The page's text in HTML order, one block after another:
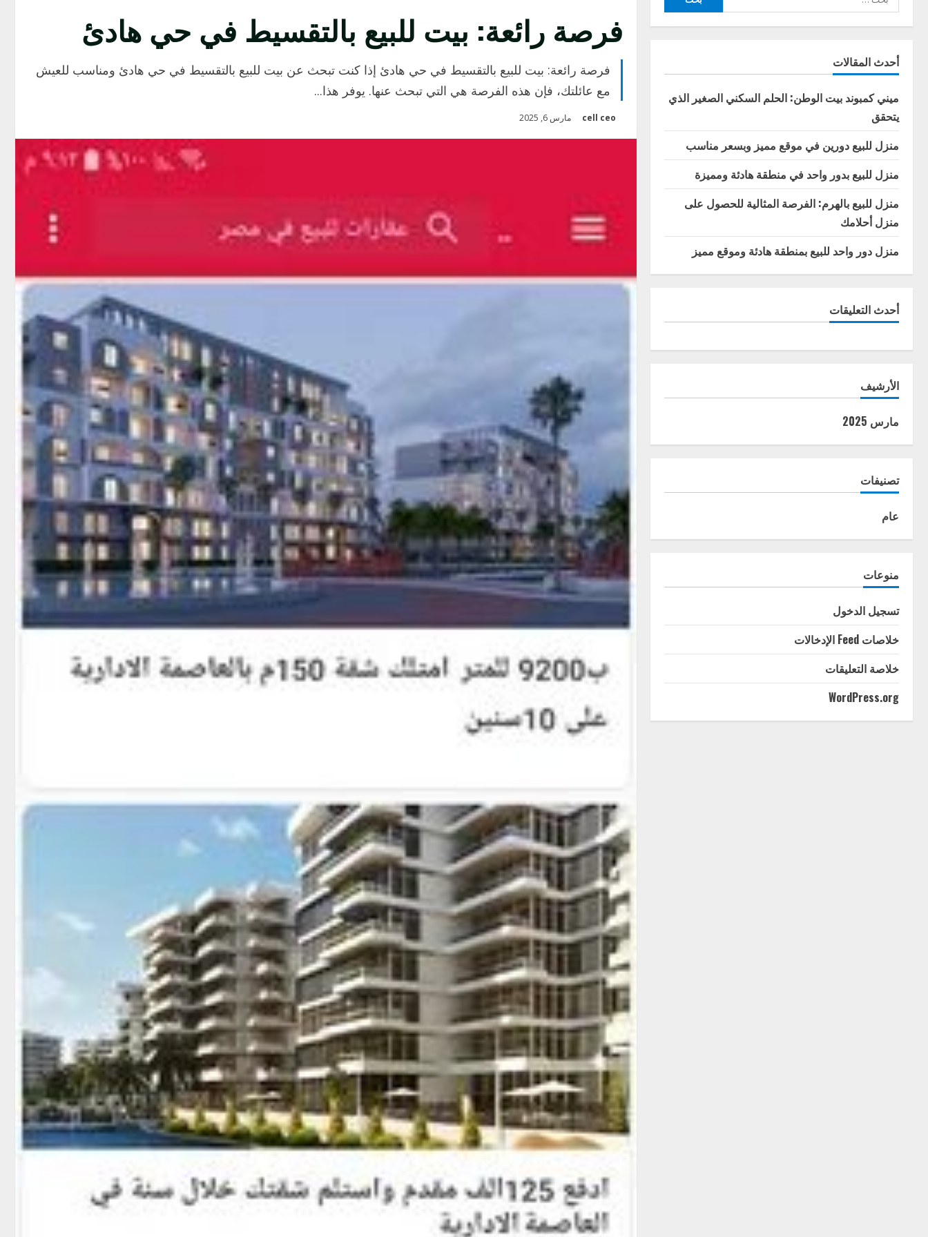
فرصة رائعة: بيت للبيع بالتقسيط في حي هادئ
فرصة رائعة: بيت للبيع بالتقسيط في حي هادئ إذا كنت تبحث عن بيت للبيع بالتقسيط في حي هادئ ومناسب للعيش
مع عائلتك، فإن هذه الفرصة هي التي تبحث عنها. يوفر هذا...
cell ceo مارس 6, 2025
عن:
أحدث المقالات
ميني كمبوند بيت الوطن: الحلم السكني الصغير الذي
يتحقق
منزل للبيع دورين في موقع مميز وبسعر مناسب
منزل للبيع بدور واحد في منطقة هادئة ومميزة
منزل للبيع بالهرم: الفرصة المثالية للحصول على
منزل أحلامك
منزل دور واحد للبيع بمنطقة هادئة وموقع مميز
أحدث التعليقات
الأرشيف
مارس 2025
تصنيفات
عام
منوعات
تسجيل الدخول
خلاصات Feed الإدخالات
خلاصة التعليقات
WordPress.org